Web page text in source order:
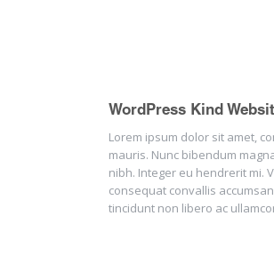
WordPress Kind
Lorem ipsum dolor sit amet,
mauris. Nunc bibendum
nibh. Integer eu hendrerit mi.
consequat convallis
tincidunt non libero ac